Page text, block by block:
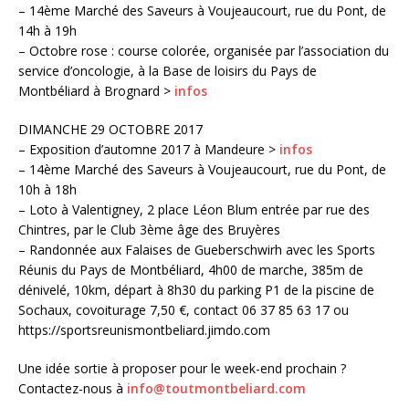
– 14ème Marché des Saveurs à Voujeaucourt, rue du Pont, de
14h à 19h
– Octobre rose : course colorée, organisée par l’association du
service d’oncologie, à la Base de loisirs du Pays de
Montbéliard à Brognard > infos
DIMANCHE 29 OCTOBRE 2017
– Exposition d’automne 2017 à Mandeure > infos
– 14ème Marché des Saveurs à Voujeaucourt, rue du Pont, de
10h à 18h
– Loto à Valentigney, 2 place Léon Blum entrée par rue des
Chintres, par le Club 3ème âge des Bruyères
– Randonnée aux Falaises de Gueberschwirh avec les Sports
Réunis du Pays de Montbéliard, 4h00 de marche, 385m de
dénivelé, 10km, départ à 8h30 du parking P1 de la piscine de
Sochaux, covoiturage 7,50 €, contact 06 37 85 63 17 ou
https://sportsreunismontbeliard.jimdo.com
Une idée sortie à proposer pour le week-end prochain ?
Contactez-nous à info@toutmontbeliard.com